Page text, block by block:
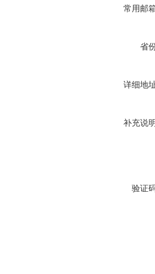
常用邮
省
详细地
补充说
验证